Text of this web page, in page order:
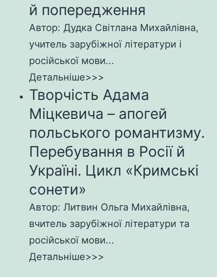
й попередження
Автор: Дудка Світлана Михайлівна,
учитель зарубіжної літератури і
російської мови...
Детальніше>>>
Творчість Адама
Міцкевича – апогей
польського романтизму.
Перебування в Росії й
Україні. Цикл «Кримські
сонети»
Автор: Литвин Ольга Михайлівна,
вчитель зарубіжної літератури та
російської мови...
Детальніше>>>